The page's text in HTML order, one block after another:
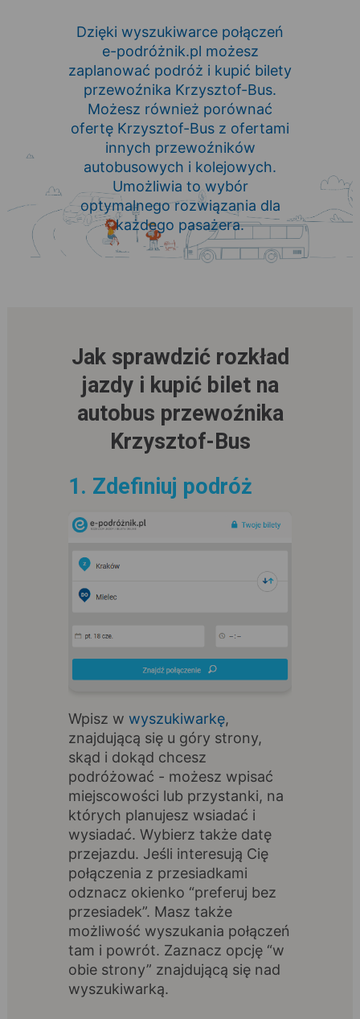
Dzięki wyszukiwarce połączeń
e-podróżnik.pl możesz
zaplanować podróż i kupić bilety
przewoźnika Krzysztof-Bus.
Możesz również porównać
ofertę Krzysztof-Bus z ofertami
innych przewoźników
autobusowych i kolejowych.
Umożliwia to wybór
optymalnego rozwiązania dla
każdego pasażera.
Jak sprawdzić rozkład
jazdy i kupić bilet na
autobus przewoźnika
Krzysztof-Bus
1. Zdefiniuj podróż
Wpisz w wyszukiwarkę,
znajdującą się u góry strony,
skąd i dokąd chcesz
podróżować - możesz wpisać
miejscowości lub przystanki, na
których planujesz wsiadać i
wysiadać. Wybierz także datę
przejazdu. Jeśli interesują Cię
połączenia z przesiadkami
odznacz okienko “preferuj bez
przesiadek”. Masz także
możliwość wyszukania połączeń
tam i powrót. Zaznacz opcję “w
obie strony” znajdującą się nad
wyszukiwarką.